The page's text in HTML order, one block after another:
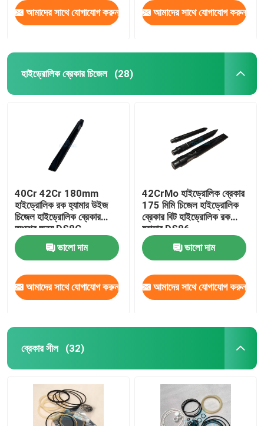
আমাদের সাথে যোগাযোগ করুন আমাদের সাথে যোগাযোগ করুন
হাইড্রোলিক ব্রেকার চিজেল (28)
40Cr 42Cr 180mm
হাইড্রোলিক রক হ্যামার উইজ
চিজেল হাইড্রোলিক ব্রেকার
অংশের জন্য DS8C
ভালো দাম
আমাদের সাথে যোগাযোগ করুন
42CrMo হাইড্রোলিক ব্রেকার
175 মিমি চিজেল হাইড্রোলিক
ব্রেকার বিট হাইড্রোলিক রক
হ্যামার DS86
ভালো দাম
আমাদের সাথে যোগাযোগ করুন
ব্রেকার সীল (32)